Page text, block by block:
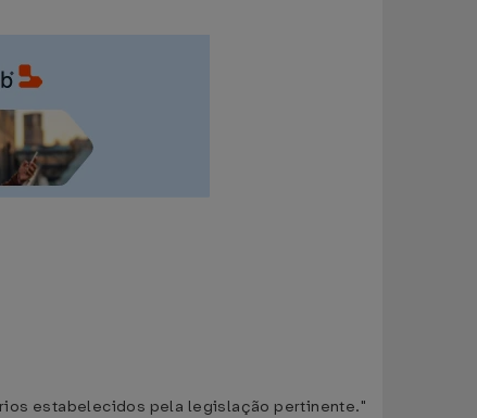
estabelecidos pela legislação pertinente."